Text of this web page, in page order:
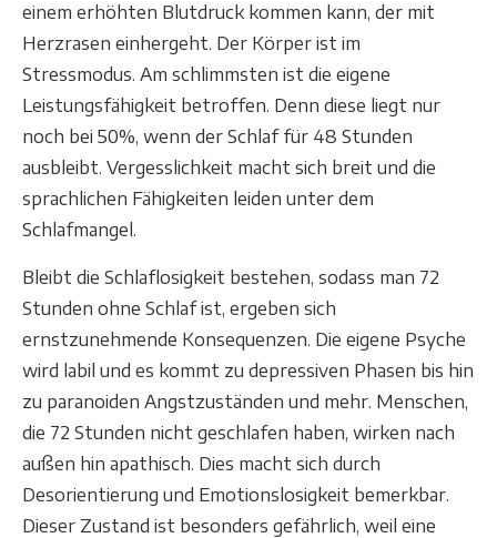
einem erhöhten Blutdruck kommen kann, der mit
Herzrasen einhergeht. Der Körper ist im
Stressmodus. Am schlimmsten ist die eigene
Leistungsfähigkeit betroffen. Denn diese liegt nur
noch bei 50%, wenn der Schlaf für 48 Stunden
ausbleibt. Vergesslichkeit macht sich breit und die
sprachlichen Fähigkeiten leiden unter dem
Schlafmangel.
Bleibt die Schlaflosigkeit bestehen, sodass man 72
Stunden ohne Schlaf ist, ergeben sich
ernstzunehmende Konsequenzen. Die eigene Psyche
wird labil und es kommt zu depressiven Phasen bis hin
zu paranoiden Angstzuständen und mehr. Menschen,
die 72 Stunden nicht geschlafen haben, wirken nach
außen hin apathisch. Dies macht sich durch
Desorientierung und Emotionslosigkeit bemerkbar.
Dieser Zustand ist besonders gefährlich, weil eine